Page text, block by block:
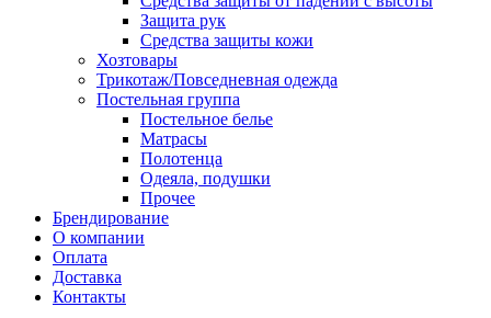
Защита рук
Средства защиты кожи
Хозтовары
Трикотаж/Повседневная одежда
Постельная группа
Постельное белье
Матрасы
Полотенца
Одеяла, подушки
Прочее
Брендирование
О компании
Оплата
Доставка
Контакты